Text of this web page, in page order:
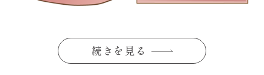
続きを見る